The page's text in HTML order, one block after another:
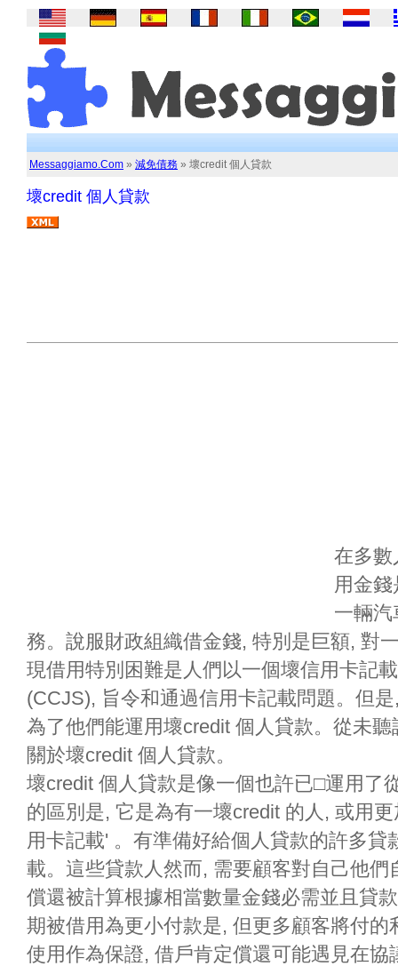
Messaggiamo.Com » 減免債務 » 壞credit 個人貸款
壞credit 個人貸款
在多數
用金
一輛
務。說服財政組織借金錢, 特別是巨額, 對
現借用特別困難是人們以一個壞信用卡記
(CCJS), 旨令和通過信用卡記載問題。但
為了他們能運用壞credit 個人貸款。從未
關於壞credit 個人貸款。
壞credit 個人貸款是像一個也許已□運用了
的區別是, 它是為有一壞credit 的人, 或用
用卡記載' 。有準備好給個人貸款的許多
載。這些貸款人然而, 需要顧客對自己他
償還被計算根據相當數量金錢必需並且貸
期被借用為更小付款是, 但更多顧客將付
使用作為保證, 借戶肯定償還可能遇見在協